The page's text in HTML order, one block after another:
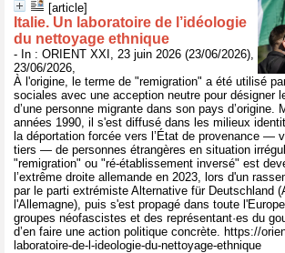
[article]
Italie. Un laboratoire de l’idéologie
du nettoyage ethnique
- In : ORIENT XXI, 23 juin 2026 (23/06/2026),
23/06/2026,
À l'origine, le terme de "remigration" a été utilisé
sociales avec une acception neutre pour désigner
d’une personne migrante dans son pays d’origine.
années 1990, il s'est diffusé dans les milieux
la déportation forcée vers l’État de provenance —
tiers — de personnes étrangères en situation
"remigration" ou "ré-établissement inversé" est
l’extrême droite allemande en 2023, lors d'un
par le parti extrémiste Alternative für Deutschland
l'Allemagne), puis s'est propagé dans toute
groupes néofascistes et des représentant·es du
d’en faire une action politique concrète. https://
laboratoire-de-l-ideologie-du-nettoyage-ethnique